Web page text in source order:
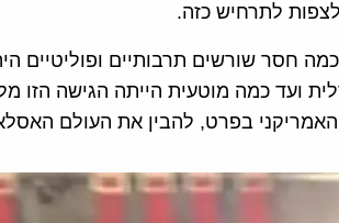
לתרחיש כזה.
חסר שורשים תרבותיים ופוליטיים היה
ועד כמה מוטעית הייתה הגישה הזו
האמריקני בפרט, להבין את העולם